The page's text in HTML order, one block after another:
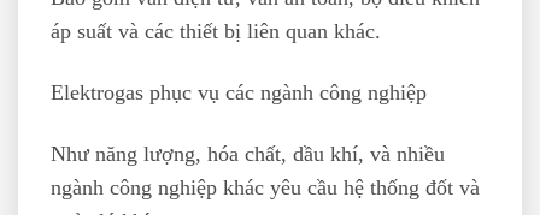
áp suất và các thiết bị liên quan khác.
Elektrogas phục vụ các ngành công nghiệp
Như năng lượng, hóa chất, dầu khí, và nhiều
ngành công nghiệp khác yêu cầu hệ thống đốt và